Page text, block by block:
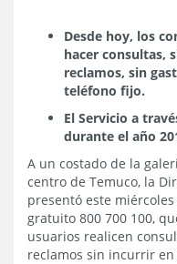
Desde hoy, los
hacer consultas,
reclamos, sin
teléfono fijo.
El Servicio a
durante el año
A un costado de la
centro de Temuco, la
presentó este
gratuito 800 700 100,
usuarios realicen
reclamos sin incurrir